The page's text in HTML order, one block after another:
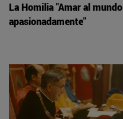
La Homilia "Amar al mundo
apasionadamente"